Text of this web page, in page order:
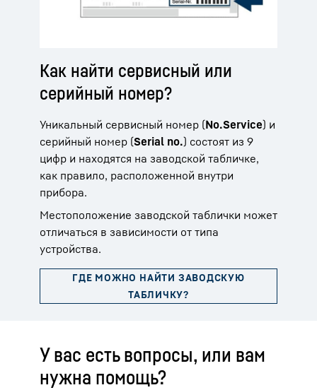
Как найти сервисный или
серийный номер?
Уникальный сервисный номер (No.Service) и
серийный номер (Serial no.) состоят из 9
цифр и находятся на заводской табличке,
как правило, расположенной внутри
прибора.
Местоположение заводской таблички может
отличаться в зависимости от типа
устройства.
У вас есть вопросы, или вам
нужна помощь?